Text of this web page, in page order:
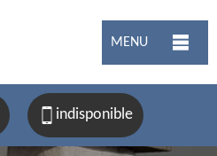
MENU
indisponible